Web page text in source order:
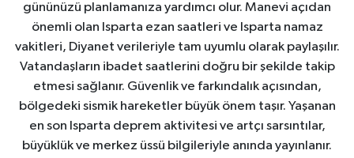
gününüzü planlamanıza yardımcı olur. Manevi açıdan
önemli olan Isparta ezan saatleri ve Isparta namaz
vakitleri, Diyanet verileriyle tam uyumlu olarak paylaşılır.
Vatandaşların ibadet saatlerini doğru bir şekilde takip
etmesi sağlanır. Güvenlik ve farkındalık açısından,
bölgedeki sismik hareketler büyük önem taşır. Yaşanan
en son Isparta deprem aktivitesi ve artçı sarsıntılar,
büyüklük ve merkez üssü bilgileriyle anında yayınlanır.